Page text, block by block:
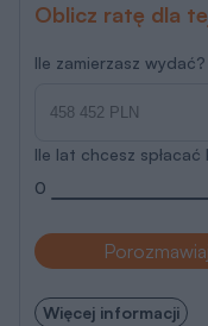
Oblicz ratę dla
Ile zamierzasz wydać?
Ile lat chcesz spłacać
0
Więcej informacji